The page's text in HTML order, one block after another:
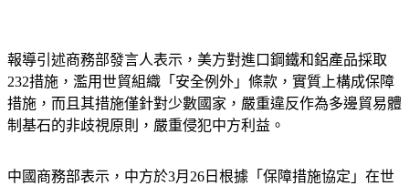
報導引述商務部發言人表示，美方對進口鋼鐵和鋁產品採取
232措施，濫用世貿組織「安全例外」條款，實質上構成保障
措施，而且其措施僅針對少數國家，嚴重違反作為多邊貿易體
制基石的非歧視原則，嚴重侵犯中方利益。
中國商務部表示，中方於3月26日根據「保障措施協定」在世